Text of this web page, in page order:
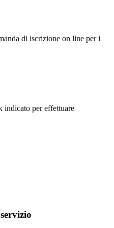
di iscrizione on line per i
indicato per effettuare